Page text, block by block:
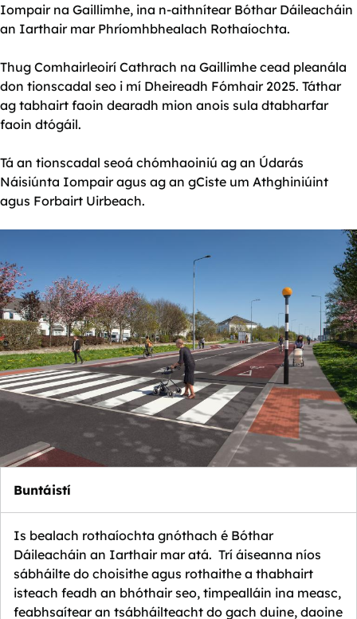
Iompair na Gaillimhe, ina n-aithnítear Bóthar Dáileacháin
an Iarthair mar Phríomhbhealach Rothaíochta.
Thug Comhairleoirí Cathrach na Gaillimhe cead pleanála
don tionscadal seo i mí Dheireadh Fómhair 2025. Táthar
ag tabhairt faoin dearadh mion anois sula dtabharfar
faoin dtógáil.
Tá an tionscadal seoá chómhaoiniú ag an Údarás
Náisiúnta Iompair agus ag an gCiste um Athghiniúint
agus Forbairt Uirbeach.
Buntáistí
Is bealach rothaíochta gnóthach é Bóthar
Dáileacháin an Iarthair mar atá. Trí áiseanna níos
sábháilte do choisithe agus rothaithe a thabhairt
isteach feadh an bhóthair seo, timpealláin ina measc,
feabhsaítear an tsábháilteacht do gach duine, daoine